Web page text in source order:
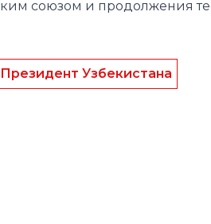
Президент Узбекистана